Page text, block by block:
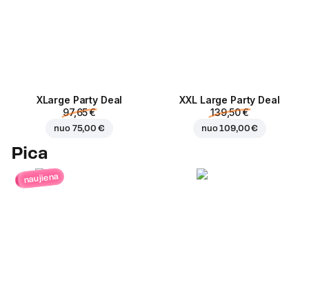
ХLarge Party Deal
97,65 €
nuo 75,00 €
XXL Large Party Deal
139,50 €
nuo109,00 €
Pica
naujiena